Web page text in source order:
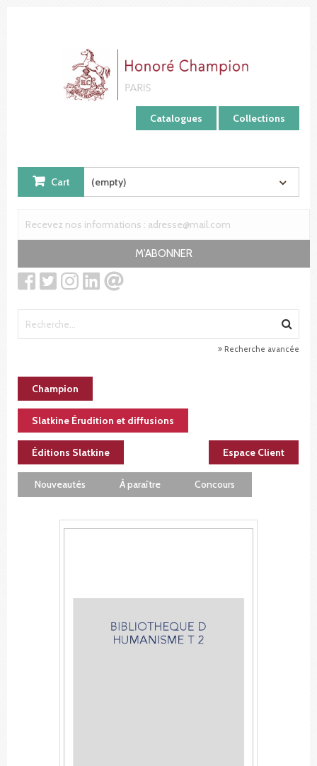
Catalogues Collections
Cart (empty)
M'ABONNER
Recherche avancée
Champion
Slatkine Érudition et diffusions
Éditions Slatkine Espace Client
Nouveautés À paraître Concours